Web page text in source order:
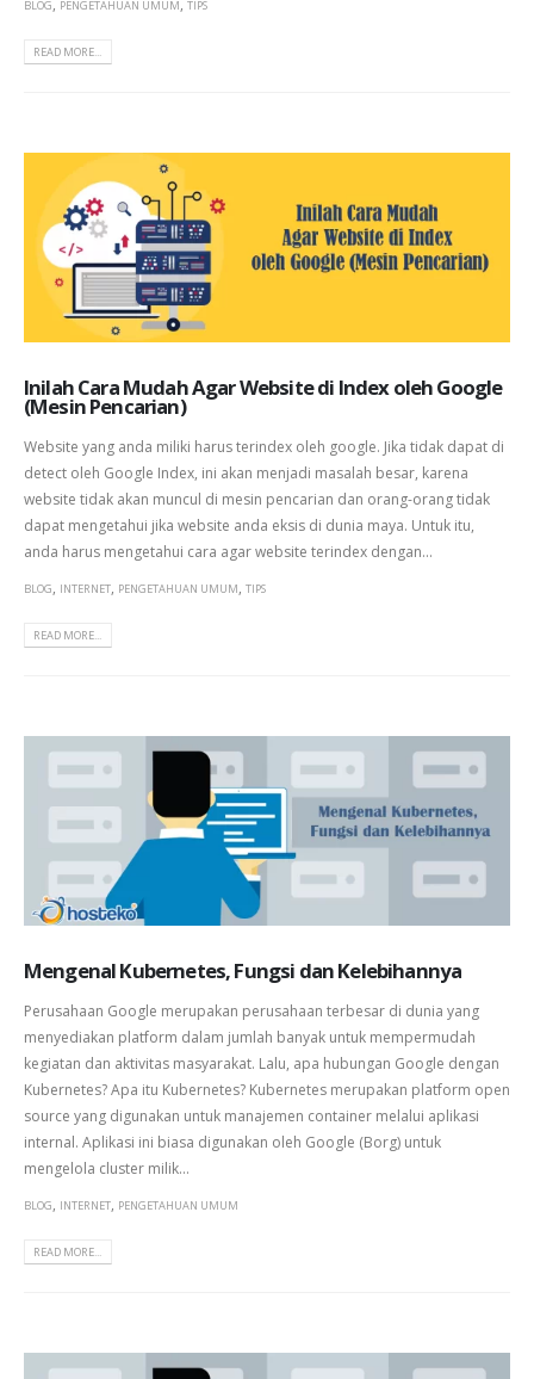
BLOG PENGETAHUAN UMUM TIPS
READ MORE...
Inilah Cara Mudah Agar Website di Index oleh Google
(Mesin Pencarian)
Website yang anda miliki harus terindex oleh google. Jika tidak dapat di
detect oleh Google Index, ini akan menjadi masalah besar, karena
website tidak akan muncul di mesin pencarian dan orang-orang tidak
dapat mengetahui jika website anda eksis di dunia maya. Untuk itu,
anda harus mengetahui cara agar website terindex dengan...
BLOG INTERNET PENGETAHUAN UMUM TIPS
READ MORE...
Mengenal Kubernetes, Fungsi dan Kelebihannya
Perusahaan Google merupakan perusahaan terbesar di dunia yang
menyediakan platform dalam jumlah banyak untuk mempermudah
kegiatan dan aktivitas masyarakat. Lalu, apa hubungan Google dengan
Kubernetes? Apa itu Kubernetes? Kubernetes merupakan platform open
source yang digunakan untuk manajemen container melalui aplikasi
internal. Aplikasi ini biasa digunakan oleh Google (Borg) untuk
mengelola cluster milik...
BLOG INTERNET PENGETAHUAN UMUM
READ MORE...